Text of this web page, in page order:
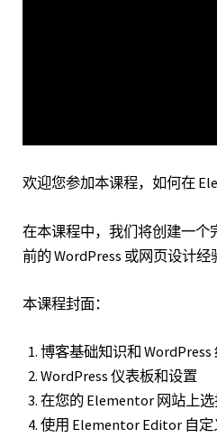
欢迎您参加本课程，如何在
在本课程中，我们将创建一个
前的 WordPress 或网页设计经
本课程封面：
博客基础知识和 WordPress
WordPress 仪表板和设置
在您的 Elementor 网站上
使用 Elementor Editor 自